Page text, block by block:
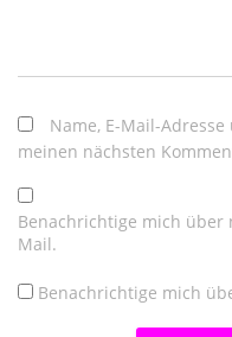
Name, E-Mail-
meinen nächsten
Benachrichtige mich über
Mail.
Benachrichtige mich